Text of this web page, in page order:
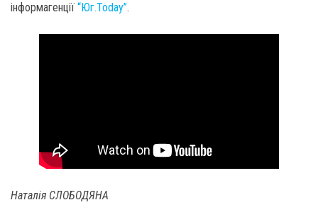
інформагенції “Юг.Today”.
Наталія СЛОБОДЯНА